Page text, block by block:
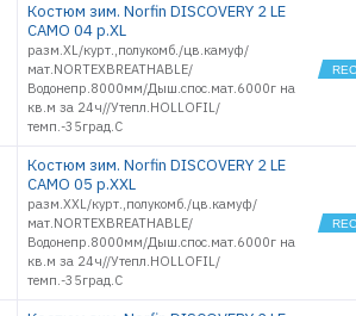
Костюм зим. Norfin DISCOVERY 2 LE
CAMO 04 р.XL
разм.XL/курт.,полукомб./цв.камуф/
мат.NORTEXBREATHABLE/
Водонепр.8000мм/Дыш.спос.мат.6000г на
кв.м за 24ч//Утепл.HOLLOFIL/
темп.-35град.С
Костюм зим. Norfin DISCOVERY 2 LE
CAMO 05 р.XXL
разм.XXL/курт.,полукомб./цв.камуф/
мат.NORTEXBREATHABLE/
Водонепр.8000мм/Дыш.спос.мат.6000г на
кв.м за 24ч//Утепл.HOLLOFIL/
темп.-35град.С